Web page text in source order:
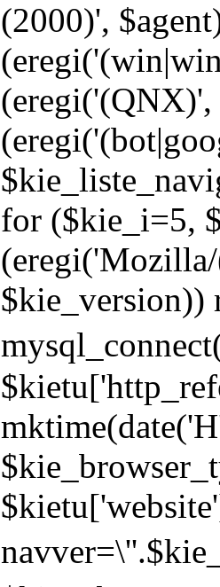
(2000)',
for ($kie_i=5,
$kie_version))